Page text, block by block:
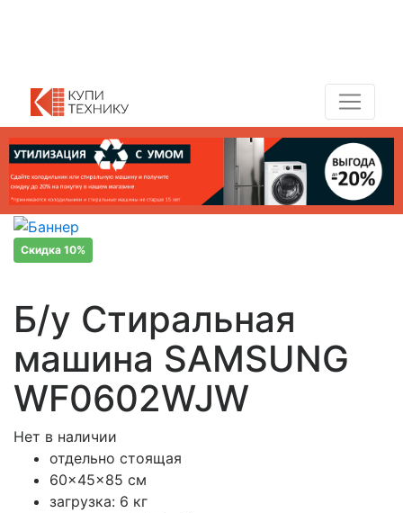
Скидка 10%
Б/у Стиральная
машина SAMSUNG
WF0602WJW
Нет в наличии
отдельно стоящая
60x45x85 см
загрузка: 6 кг